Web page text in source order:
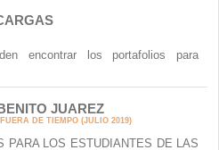
encontrar los portafolios para
JUAREZ
DE TIEMPO (JULIO 2019)
PARA LOS ESTUDIANTES DE LAS